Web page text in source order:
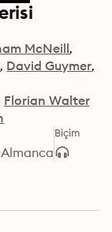
McNeill
David Guymer
Florian Walter
Almanca
Biçim